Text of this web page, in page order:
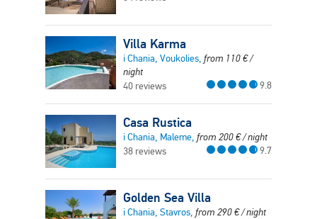
Villa Karma
i Chania, Voukolies, from 110€/
night
40 reviews
9.8
Casa Rustica
i Chania, Maleme, from 200€/ night
38 reviews
9.7
Golden Sea Villa
i Chania, Stavros, from 290€/ night